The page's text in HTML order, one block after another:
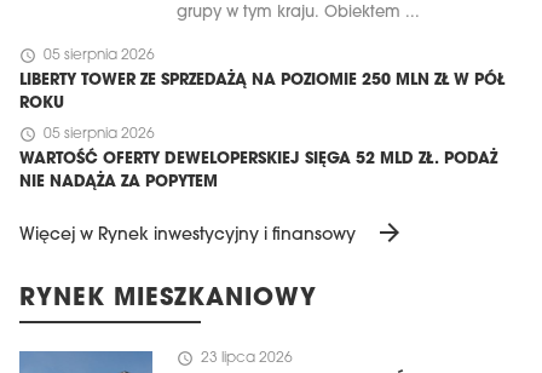
grupy w tym kraju. Obiektem ...
schedule 05 sierpnia 2026
LIBERTY TOWER ZE SPRZEDAŻĄ NA POZIOMIE 250 MLN ZŁ W PÓŁ
ROKU
schedule 05 sierpnia 2026
WARTOŚĆ OFERTY DEWELOPERSKIEJ SIĘGA 52 MLD ZŁ. PODAŻ
NIE NADĄŻA ZA POPYTEM
Więcej w Rynek inwestycyjny i finansowy arrow_forward
RYNEK MIESZKANIOWY
schedule 23 lipca 2026